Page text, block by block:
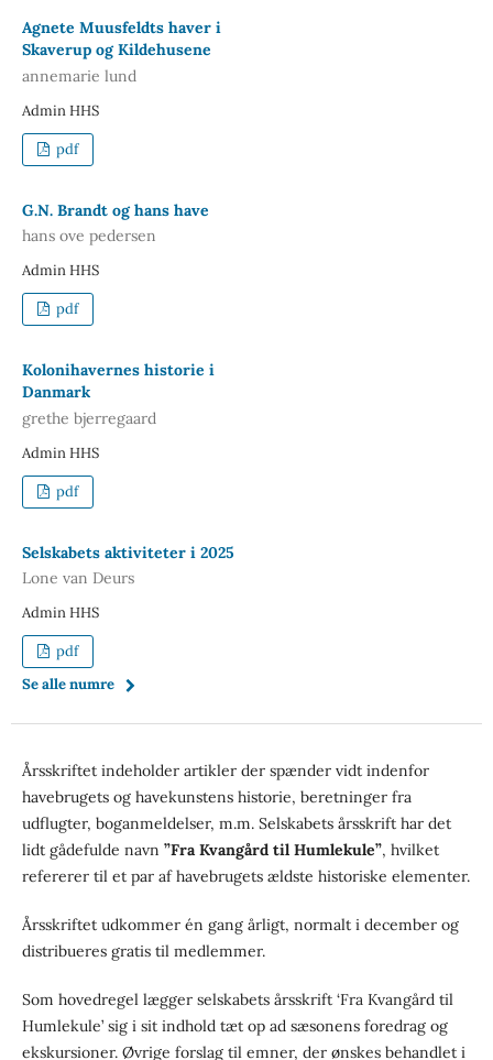
Agnete Muusfeldts haver i
Skaverup og Kildehusene
annemarie lund
Admin HHS
pdf
G.N. Brandt og hans have
hans ove pedersen
Admin HHS
pdf
Kolonihavernes historie i
Danmark
grethe bjerregaard
Admin HHS
pdf
Selskabets aktiviteter i 2025
Lone van Deurs
Admin HHS
pdf
Se alle numre
Årsskriftet indeholder artikler der spænder vidt indenfor
havebrugets og havekunstens historie, beretninger fra
udflugter, boganmeldelser, m.m. Selskabets årsskrift har det
lidt gådefulde navn ”Fra Kvangård til Humlekule”, hvilket
refererer til et par af havebrugets ældste historiske elementer.
Årsskriftet udkommer én gang årligt, normalt i december og
distribueres gratis til medlemmer.
Som hovedregel lægger selskabets årsskrift ‘Fra Kvangård til
Humlekule’ sig i sit indhold tæt op ad sæsonens foredrag og
ekskursioner. Øvrige forslag til emner, der ønskes behandlet i